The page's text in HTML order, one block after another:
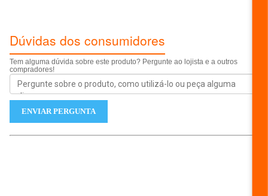
Dúvidas dos consumidores
Tem alguma dúvida sobre este produto? Pergunte ao lojista e a outros
compradores!
ENVIAR PERGUNTA